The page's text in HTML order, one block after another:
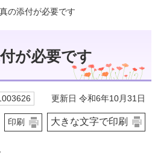
の添付が必要です
が必要です
更新日 令和6年10月31日
印刷 大きな文字で印刷